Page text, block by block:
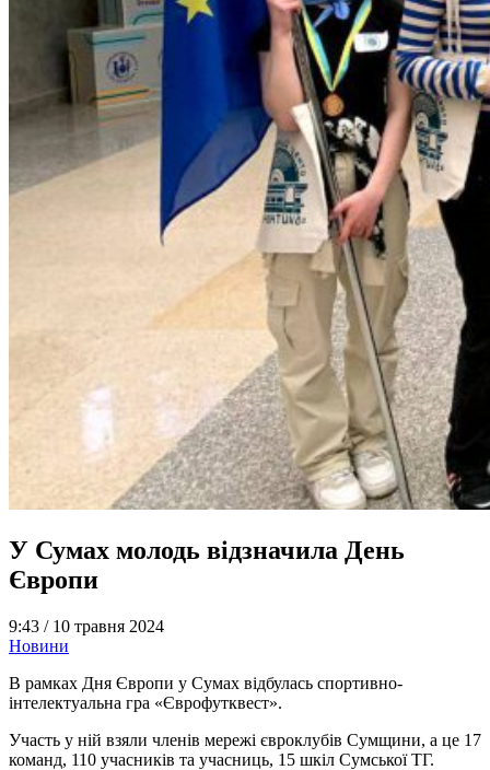
У Сумах молодь відзначила День
Європи
9:43 / 10 травня 2024
Новини
В рамках Дня Європи у Сумах відбулась спортивно-
інтелектуальна гра «Єврофутквест».
Участь у ній взяли членів мережі євроклубів Сумщини, а це 17
команд, 110 учасників та учасниць, 15 шкіл Сумської ТГ.